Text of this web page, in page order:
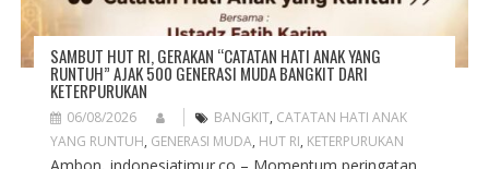
SAMBUT HUT RI, GERAKAN “CATATAN HATI ANAK YANG
RUNTUH” AJAK 500 GENERASI MUDA BANGKIT DARI
KETERPURUKAN
06/08/2026 BANGKIT, CATATAN HATI ANAK
YANG RUNTUH, GENERASI MUDA, HUT RI, KETERPURUKAN
Ambon, indonesiatimur.co – Momentum peringatan